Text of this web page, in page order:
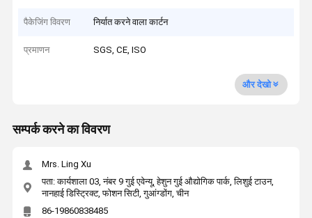
पैकेजिंग विवरण निर्यात करने वाला कार्टन
प्रमाणन SGS, CE, ISO
और देखो
सम्पर्क करने का विवरण
Mrs. Ling Xu
पता: कार्यशाला 03, नंबर 9 गुई एवेन्यू, हेशुन गुई औद्योगिक पार्क, लिशुई टाउन,
नानहाई डिस्ट्रिक्ट, फोशन सिटी, गुआंग्डोंग, चीन
86-19860838485